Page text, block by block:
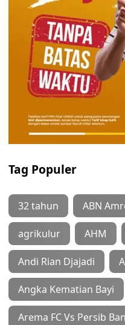
Tag Populer
32 tahun ABN
agrikulur AHM
Andi Rian Djajadi
Angka Kematian Bayi
Arema FC Vs Persib